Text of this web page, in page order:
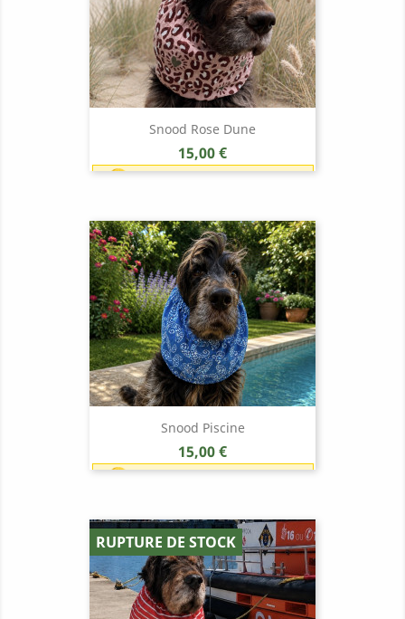
Snood Rose Dune
Prix
15,00 €
Earn 1 point each 1,00 € (15
Snood Piscine
Prix
15,00 €
Earn 1 point each 1,00 € (15
RUPTURE DE STOCK